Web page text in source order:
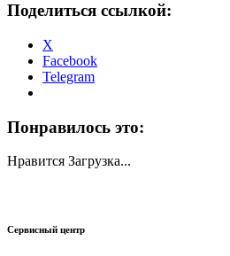
Поделиться ссылкой:
X
Facebook
Telegram
Понравилось это:
Нравится Загрузка...
Сервисный центр